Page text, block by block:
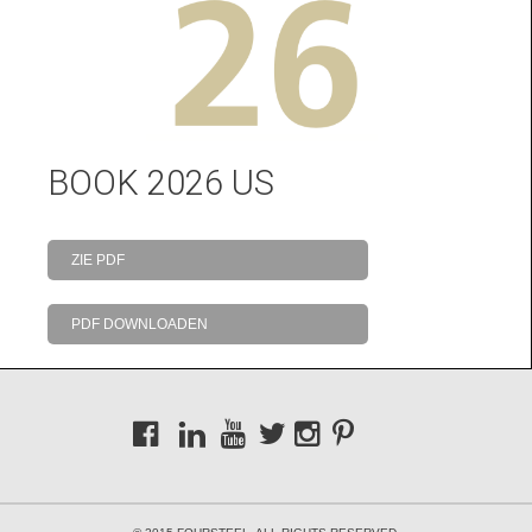
BOOK 2026 US
ZIE PDF
PDF DOWNLOADEN